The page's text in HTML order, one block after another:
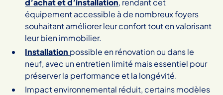
d’achat et d’installation, rendant cet
équipement accessible à de nombreux foyers
souhaitant améliorer leur confort tout en valorisant
leur bien immobilier.
Installation possible en rénovation ou dans le
neuf, avec un entretien limité mais essentiel pour
préserver la performance et la longévité.
Impact environnemental réduit, certains modèles